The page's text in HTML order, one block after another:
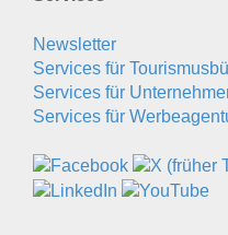
Newsletter
Services für
Services für
Services für